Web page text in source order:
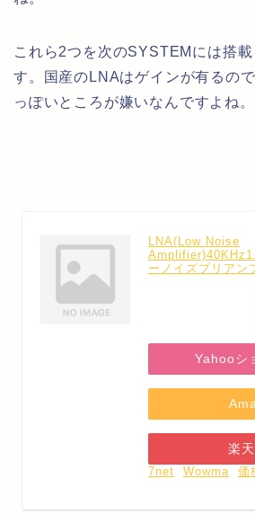
これら2つを次のSYSTEMには搭
す。国産のLNAはゲインが有るの
っぽいところが嫌いなんですよね。
LNA(Low Noise
ーノイズプリアン
Yahooシ
楽
7net
Wowma 価